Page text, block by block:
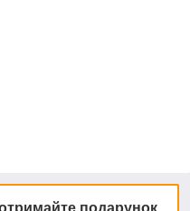
подарунок